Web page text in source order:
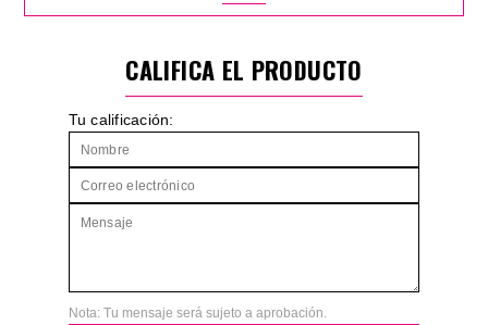
CALIFICA EL PRODUCTO
Tu calificación:
Nota: Tu mensaje será sujeto a aprobación.